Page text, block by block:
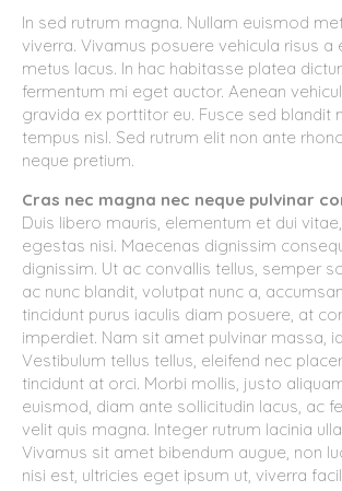
In sed rutrum magna. Nullam euismod
viverra. Vivamus posuere vehicula risus a
metus lacus. In hac habitasse platea
fermentum mi eget auctor. Aenean
gravida ex porttitor eu. Fusce sed blandit
tempus nisl. Sed rutrum elit non ante
neque pretium.
Cras nec magna nec neque pulvinar
Duis libero mauris, elementum et dui
egestas nisi. Maecenas dignissim
dignissim. Ut ac convallis tellus, semper
ac nunc blandit, volutpat nunc a,
tincidunt purus iaculis diam posuere, at
imperdiet. Nam sit amet pulvinar massa,
Vestibulum tellus tellus, eleifend nec
tincidunt at orci. Morbi mollis, justo
euismod, diam ante sollicitudin lacus, ac
velit quis magna. Integer rutrum lacinia
Vivamus sit amet bibendum augue, non
nisi est, ultricies eget ipsum ut, viverra